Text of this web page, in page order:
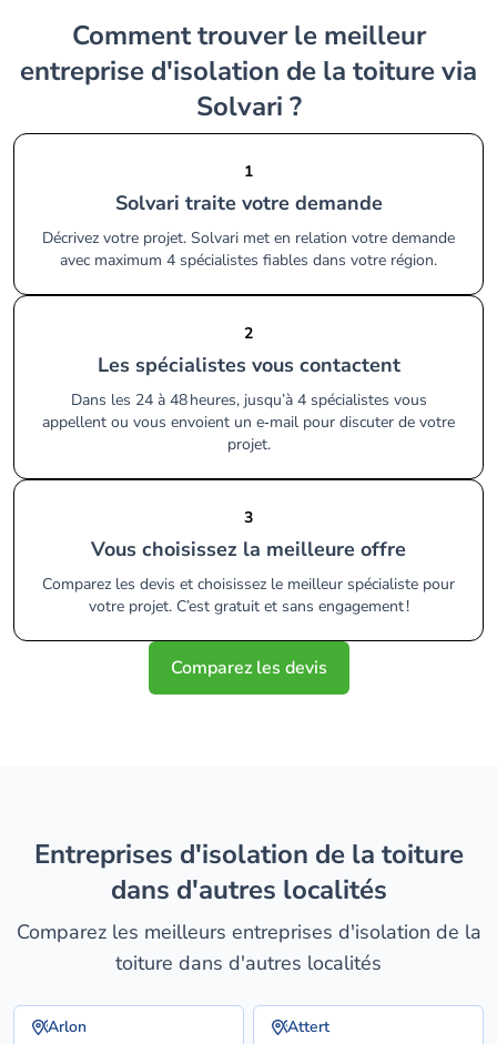
Comment trouver le meilleur
entreprise d'isolation de la toiture via
Solvari ?
1
Solvari traite votre demande
Décrivez votre projet. Solvari met en relation votre demande
avec maximum 4 spécialistes fiables dans votre région.
2
Les spécialistes vous contactent
Dans les 24 à 48 heures, jusqu’à 4 spécialistes vous
appellent ou vous envoient un e‑mail pour discuter de votre
projet.
3
Vous choisissez la meilleure offre
Comparez les devis et choisissez le meilleur spécialiste pour
votre projet. C’est gratuit et sans engagement !
Comparez les devis
entreprises d'isolation de la toiture
dans d'autres localités
Comparez les meilleurs entreprises d'isolation de la
toiture dans d'autres localités
Arlon Attert